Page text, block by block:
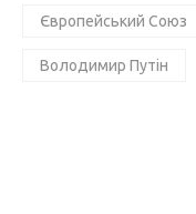
Європейський Союз
Володимир Путін